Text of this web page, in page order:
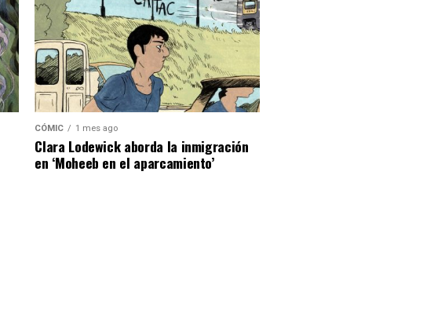
CÓMIC 1 mes ago
Clara Lodewick aborda la inmigración
en ‘Moheeb en el aparcamiento’